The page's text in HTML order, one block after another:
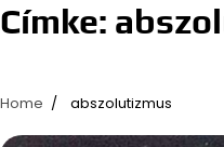
Címke:
Home abszolutizmus